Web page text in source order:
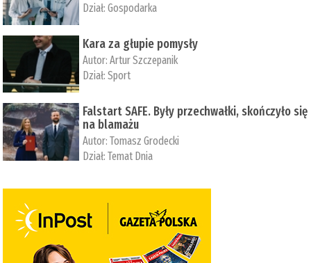
Dział:Gospodarka
Kara za głupie pomysły
Autor:Artur Szczepanik
Dział:Sport
Falstart SAFE. Były przechwałki, skończyło się
na blamażu
Autor:Tomasz Grodecki
Dział:Temat Dnia